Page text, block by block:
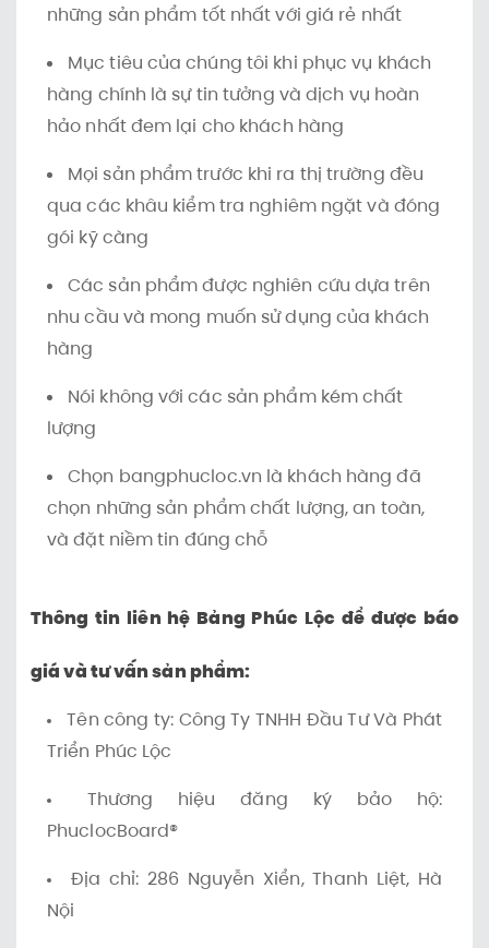
những sản phẩm tốt nhất với giá rẻ nhất
Mục tiêu của chúng tôi khi phục vụ khách
hàng chính là sự tin tưởng và dịch vụ hoàn
hảo nhất đem lại cho khách hàng
Mọi sản phẩm trước khi ra thị trường đều
qua các khâu kiểm tra nghiêm ngặt và đóng
gói kỹ càng
Các sản phẩm được nghiên cứu dựa trên
nhu cầu và mong muốn sử dụng của khách
hàng
Nói không với các sản phẩm kém chất
lượng
Chọn bangphucloc.vn là khách hàng đã
chọn những sản phẩm chất lượng, an toàn,
và đặt niềm tin đúng chỗ
Thông tin liên hệ Bảng Phúc Lộc để được báo
giá và tư vấn sản phẩm:
Tên công ty: Công Ty TNHH Đầu Tư Và Phát
Triển Phúc Lộc
Thương hiệu đăng ký bảo hộ:
PhuclocBoard®
Địa chỉ: 286 Nguyễn Xiển, Thanh Liệt, Hà
Nội